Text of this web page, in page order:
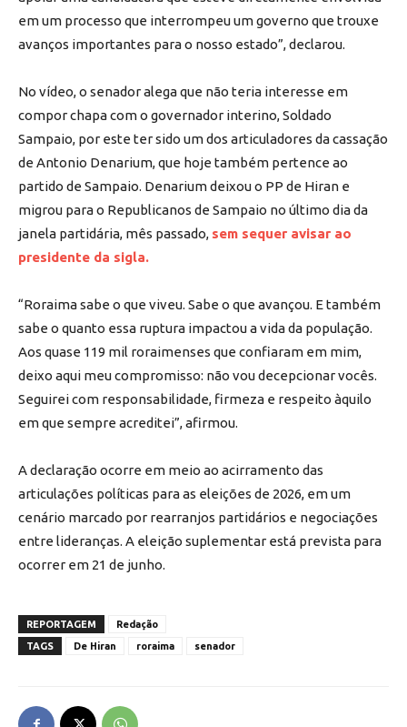
em um processo que interrompeu um governo que trouxe
avanços importantes para o nosso estado”, declarou.
No vídeo, o senador alega que não teria interesse em
compor chapa com o governador interino, Soldado
Sampaio, por este ter sido um dos articuladores da cassação
de Antonio Denarium, que hoje também pertence ao
partido de Sampaio. Denarium deixou o PP de Hiran e
migrou para o Republicanos de Sampaio no último dia da
janela partidária, mês passado, sem sequer avisar ao
presidente da sigla.
“Roraima sabe o que viveu. Sabe o que avançou. E também
sabe o quanto essa ruptura impactou a vida da população.
Aos quase 119 mil roraimenses que confiaram em mim,
deixo aqui meu compromisso: não vou decepcionar vocês.
Seguirei com responsabilidade, firmeza e respeito àquilo
em que sempre acreditei”, afirmou.
A declaração ocorre em meio ao acirramento das
articulações políticas para as eleições de 2026, em um
cenário marcado por rearranjos partidários e negociações
entre lideranças. A eleição suplementar está prevista para
ocorrer em 21 de junho.
REPORTAGEM
Redação
TAGS
De Hiran roraima senador